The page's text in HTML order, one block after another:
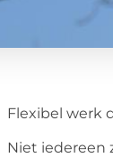
Flexibel werk
Niet iedereen